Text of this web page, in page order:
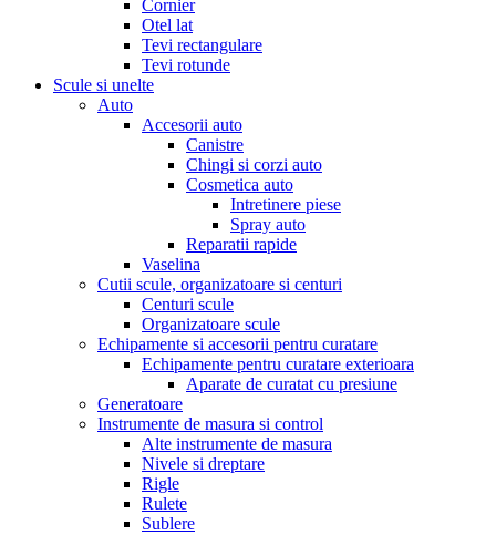
Cornier
Otel lat
Tevi rectangulare
Tevi rotunde
Scule si unelte
Auto
Accesorii auto
Canistre
Chingi si corzi auto
Cosmetica auto
Intretinere piese
Spray auto
Reparatii rapide
Vaselina
Cutii scule, organizatoare si centuri
Centuri scule
Organizatoare scule
Echipamente si accesorii pentru curatare
Echipamente pentru curatare exterioara
Aparate de curatat cu presiune
Generatoare
Instrumente de masura si control
Alte instrumente de masura
Nivele si dreptare
Rigle
Rulete
Sublere